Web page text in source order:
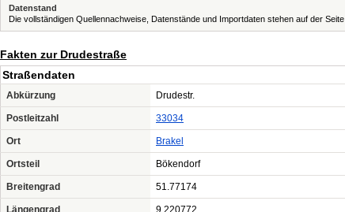
Datenstand
Die vollständigen Quellennachweise, Datenstände und Importdaten stehen auf der Seite
Fakten zur Drudestraße
Straßendaten
Abkürzung Drudestr.
Postleitzahl 33034
Ort Brakel
Ortsteil Bökendorf
Breitengrad 51.77174
Längengrad 9.220772